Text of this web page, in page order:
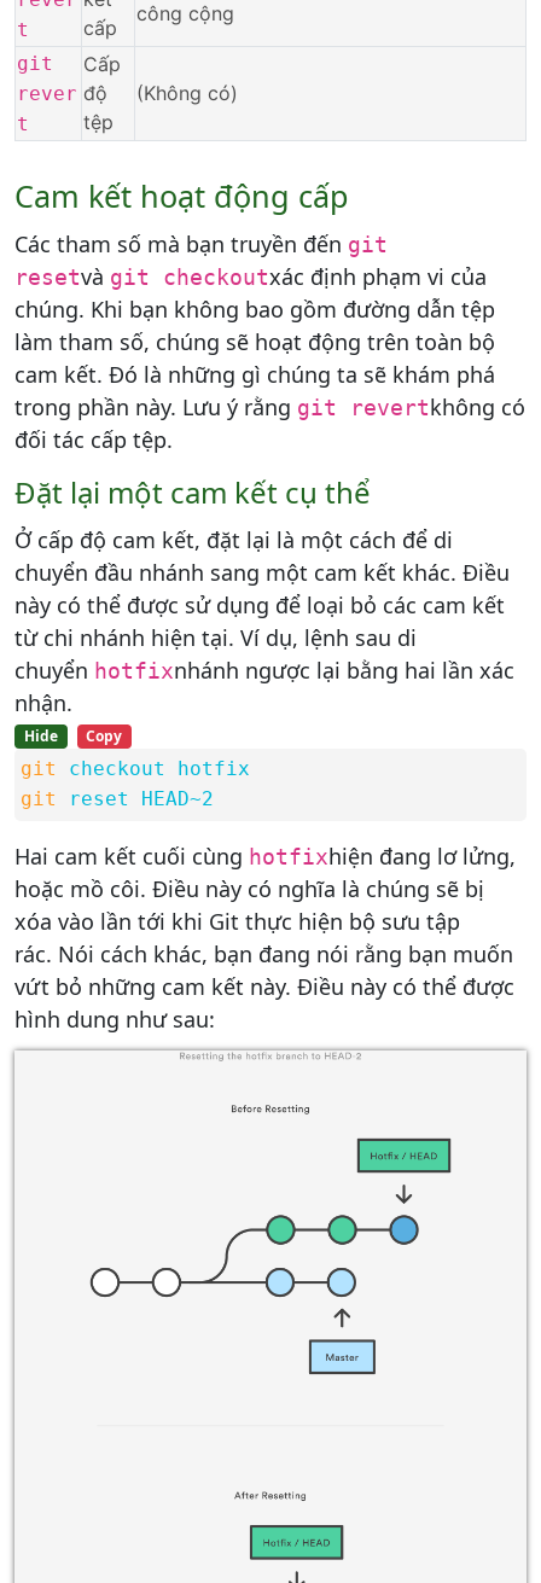
t
cấp
công cộng
git
rever
t
Cấp
độ
tệp
(Không có)
Cam kết hoạt động cấp
Các tham số mà bạn truyền đến git
resetvà git checkoutxác định phạm vi của
chúng. Khi bạn không bao gồm đường dẫn tệp
làm tham số, chúng sẽ hoạt động trên toàn bộ
cam kết. Đó là những gì chúng ta sẽ khám phá
trong phần này. Lưu ý rằng git revertkhông có
đối tác cấp tệp.
Đặt lại một cam kết cụ thể
Ở cấp độ cam kết, đặt lại là một cách để di
chuyển đầu nhánh sang một cam kết khác. Điều
này có thể được sử dụng để loại bỏ các cam kết
từ chi nhánh hiện tại. Ví dụ, lệnh sau di
chuyển hotfixnhánh ngược lại bằng hai lần xác
nhận.
Hide Copy
git
checkout hotfix
git
reset HEAD~2
Hai cam kết cuối cùng hotfixhiện đang lơ lửng,
hoặc mồ côi. Điều này có nghĩa là chúng sẽ bị
xóa vào lần tới khi Git thực hiện bộ sưu tập
rác. Nói cách khác, bạn đang nói rằng bạn muốn
vứt bỏ những cam kết này. Điều này có thể được
hình dung như sau: